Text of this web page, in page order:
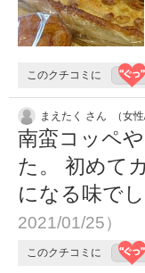
このクチコミに
まえたく さん （女
南蛮コッペ
た。 初めて
になる味で
2021/01/25）
このクチコミに